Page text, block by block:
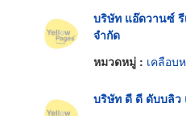
บริษัท แอ๊ดวานซ์ รี
จำกัด
หมวดหมู่ : เคลือบ
บริษัท ดี ดี ดับบลิว